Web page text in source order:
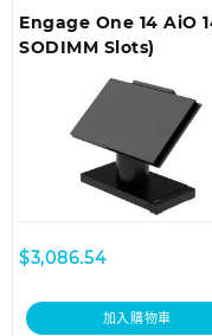
Engage One 14 AiO
SODIMM Slots)
$3,086.54
加入購物車